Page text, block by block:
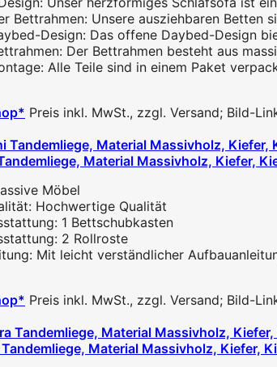
Bettrahmen: Unsere ausziehbaren Betten
Design: Das offene Daybed-Design
Der Bettrahmen besteht aus
Alle Teile sind in einem Paket
Preis inkl. MwSt., zzgl. Versand; Bild-
Material Massivholz, Kiefer,
Möbel
Hochwertige Qualität
1 Bettschubkasten
2 Rollroste
Mit leicht verständlicher
Preis inkl. MwSt., zzgl. Versand; Bild-
Material Massivholz, Kiefer,